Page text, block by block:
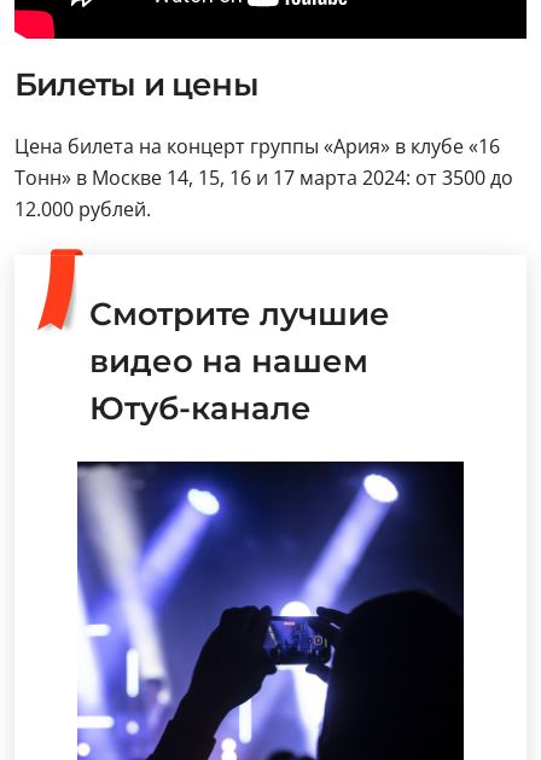
Билеты и цены
Цена билета на концерт группы «Ария» в клубе «16
Тонн» в Москве 14, 15, 16 и 17 марта 2024: от 3500 до
12.000 рублей.
Смотрите лучшие
видео на нашем
Ютуб-канале